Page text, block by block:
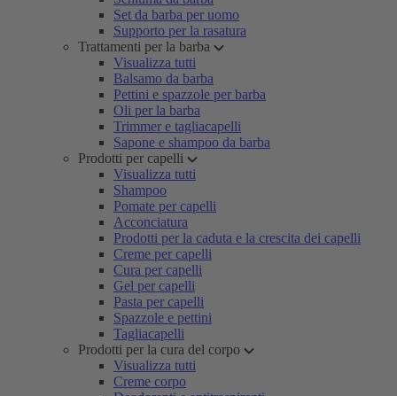
Set da barba per uomo
Supporto per la rasatura
Trattamenti per la barba
Visualizza tutti
Balsamo da barba
Pettini e spazzole per barba
Oli per la barba
Trimmer e tagliacapelli
Sapone e shampoo da barba
Prodotti per capelli
Visualizza tutti
Shampoo
Pomate per capelli
Acconciatura
Prodotti per la caduta e la crescita dei capelli
Creme per capelli
Cura per capelli
Gel per capelli
Pasta per capelli
Spazzole e pettini
Tagliacapelli
Prodotti per la cura del corpo
Visualizza tutti
Creme corpo